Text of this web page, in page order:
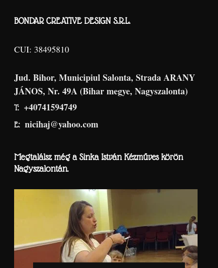
BONDAR CREATIVE DESIGN S.R.L.
CUI: 38495810
Jud. Bihor, Municipiul Salonta, Strada ARANY
JÁNOS, Nr. 49A (Bihar megye, Nagyszalonta)
T: +40741594749
E: nicihaj@yahoo.com
Megtalálsz még a Sinka István Kézműves körön
Nagyszalontán.